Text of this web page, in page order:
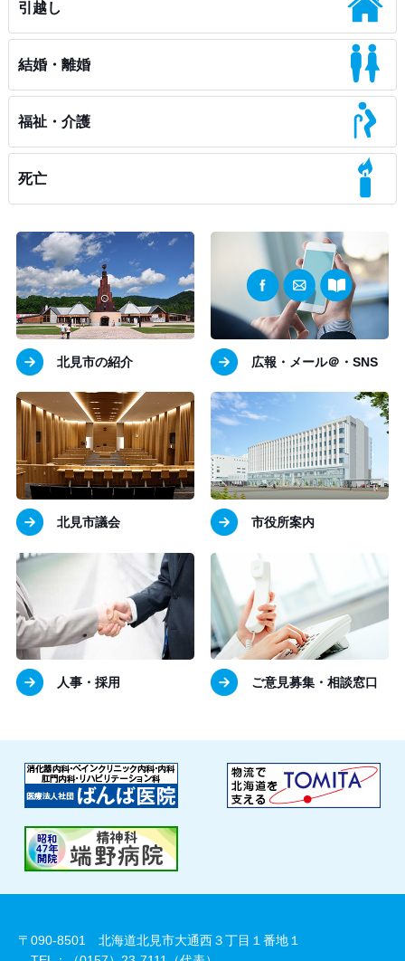
引越し
結婚・離婚
福祉・介護
死亡
北見市の紹介 広報・メール＠・SNS
北見市議会 市役所案内
人事・採用 ご意見募集・相談窓口
〒090-8501 北海道北見市大通西３丁目１番地１